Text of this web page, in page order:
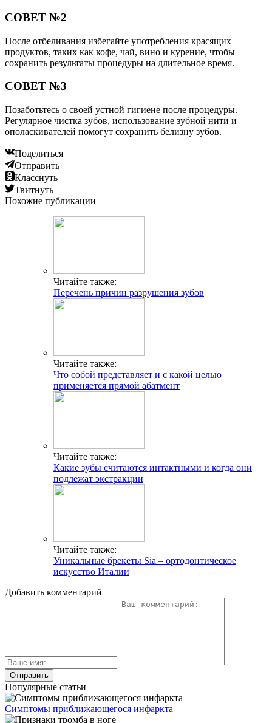
СОВЕТ №2
После отбеливания избегайте употребления красящих
продуктов, таких как кофе, чай, вино и курение, чтобы
сохранить результаты процедуры на длительное время.
СОВЕТ №3
Позаботьтесь о своей устной гигиене после процедуры.
Регулярное чистка зубов, использование зубной нити и
ополаскивателей помогут сохранить белизну зубов.
Поделиться
Отправить
Класснуть
Твитнуть
Похожие публикации
Читайте также:
Перечень причин разрушения зубов
Читайте также:
Что собой представляет и с какой целью
применяется прямой абатмент
Читайте также:
Какие зубы считаются интактными и когда они
подлежат экстракции
Читайте также:
Уникальные брекеты Sia – ортодонтическое
искусство Италии
Добавить комментарий
Популярные статьи
Симптомы приближающегося инфаркта